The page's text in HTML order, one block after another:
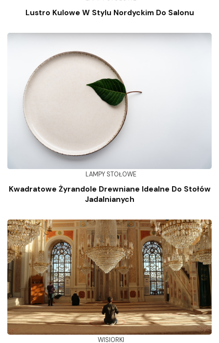
Lustro Kulowe W Stylu Nordyckim Do Salonu
LAMPY STOŁOWE
Kwadratowe Żyrandole Drewniane Idealne Do Stołów
Jadalnianych
WISIORKI